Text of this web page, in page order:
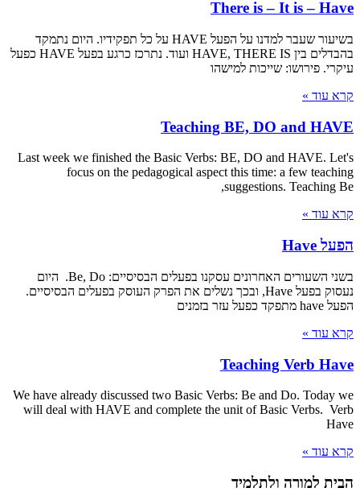
There is – It is – Have
בשיעור שעבר למדנו על הפעל HAVE על כל תפקידיו. היום נתמקד
בהבדלים בין HAVE, THERE IS ועוד. נתרכז כרגע בפעל HAVE כפעל
עיקרי. פירושו: שייכות למישהו
קרא עוד »
Teaching BE, DO and HAVE
Last week we finished the Basic Verbs: BE, DO and HAVE. Let's
focus on the pedagogical aspect this time: a few teaching
suggestions. Teaching Be,
קרא עוד »
הפעל Have
בשני השעורים האחרונים עסקנו בפעלים הבסיסיים: Be, Do. היום
נעסוק בפעל Have, ובכך נשלים את הפרק העוסק בפעלים הבסיסיים.
הפעל have מתפקד כפעל עזר בזמנים
קרא עוד »
Teaching Verb Have
We have already discussed two Basic Verbs: Be and Do. Today we
will deal with HAVE and complete the unit of Basic Verbs. Verb
Have
קרא עוד »
הבית למורה ולתלמיד